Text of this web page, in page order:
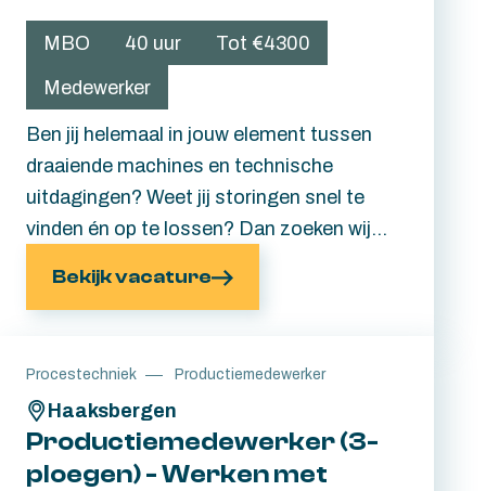
MBO
40 uur
Tot €4300
Medewerker
Ben jij helemaal in jouw element tussen
draaiende machines en technische
uitdagingen? Weet jij storingen snel te
vinden én op te lossen? Dan zoeken wij
voor onze fabriek in Hengelo. Je voert
blijven. Sleutelen aan jouw toekomst?
Lees snel verder.
Bekijk vacature
Procestechniek Productiemedewerker
Productiemedewerker (3-
ploegen) - Werken met
Haaksbergen